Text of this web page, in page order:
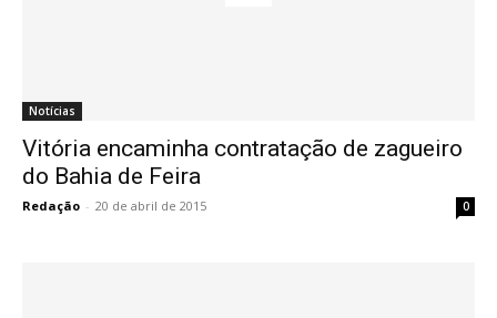
Notícias
Vitória encaminha contratação de zagueiro
do Bahia de Feira
Redação - 20 de abril de 2015 0